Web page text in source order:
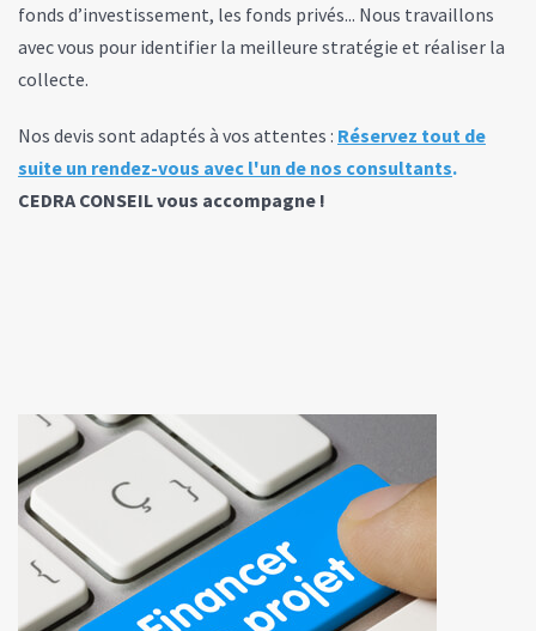
fonds d’investissement, les fonds privés... Nous travaillons
avec vous pour identifier la meilleure stratégie et réaliser la
collecte.
Nos devis sont adaptés à vos attentes : Réservez tout de
suite un rendez-vous avec l'un de nos consultants.
CEDRA CONSEIL vous accompagne !